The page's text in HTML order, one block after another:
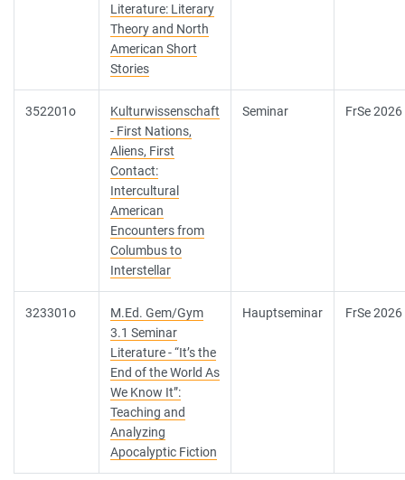
Literature: Literary
Theory and North
American Short
Stories
352201o
Kulturwissenschaft
- First Nations,
Aliens, First
Contact:
Intercultural
American
Encounters from
Columbus to
Interstellar
Seminar FrSe 2026
323301o
M.Ed. Gem/Gym
3.1 Seminar
Literature - “It’s the
End of the World As
We Know It”:
Teaching and
Analyzing
Apocalyptic Fiction
Hauptseminar FrSe 2026